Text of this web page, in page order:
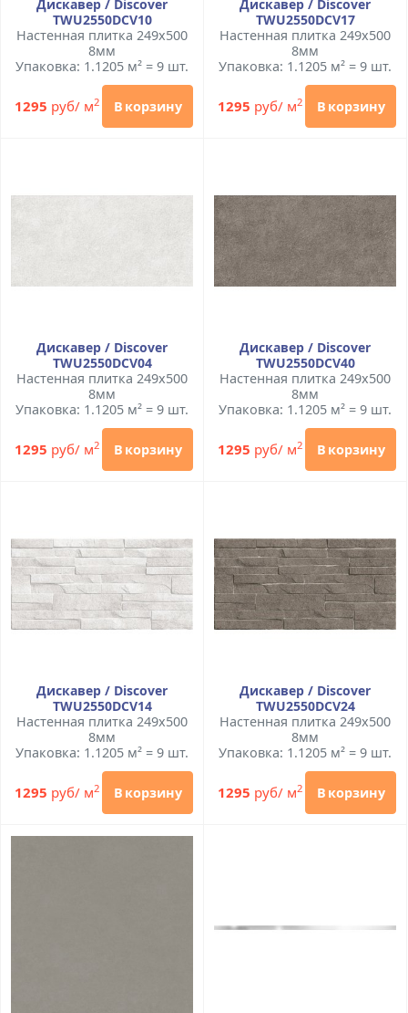
Дискавер / Discover
TWU2550DCV10
Настенная плитка 249x500
8мм
Упаковка: 1.1205 м² = 9 шт.
1295 руб/ м2 В корзину
Дискавер / Discover
TWU2550DCV17
Настенная плитка 249x500
8мм
Упаковка: 1.1205 м² = 9 шт.
1295 руб/ м2 В корзину
Дискавер / Discover
TWU2550DCV04
Настенная плитка 249x500
8мм
Упаковка: 1.1205 м² = 9 шт.
1295 руб/ м2 В корзину
Дискавер / Discover
TWU2550DCV40
Настенная плитка 249x500
8мм
Упаковка: 1.1205 м² = 9 шт.
1295 руб/ м2 В корзину
Дискавер / Discover
TWU2550DCV14
Настенная плитка 249x500
8мм
Упаковка: 1.1205 м² = 9 шт.
1295 руб/ м2 В корзину
Дискавер / Discover
TWU2550DCV24
Настенная плитка 249x500
8мм
Упаковка: 1.1205 м² = 9 шт.
1295 руб/ м2 В корзину